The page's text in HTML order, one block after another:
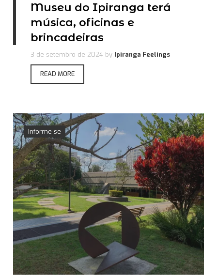
Museu do Ipiranga terá
música, oficinas e
brincadeiras
3 de setembro de 2024 by Ipiranga Feelings
READ MORE
Informe-se